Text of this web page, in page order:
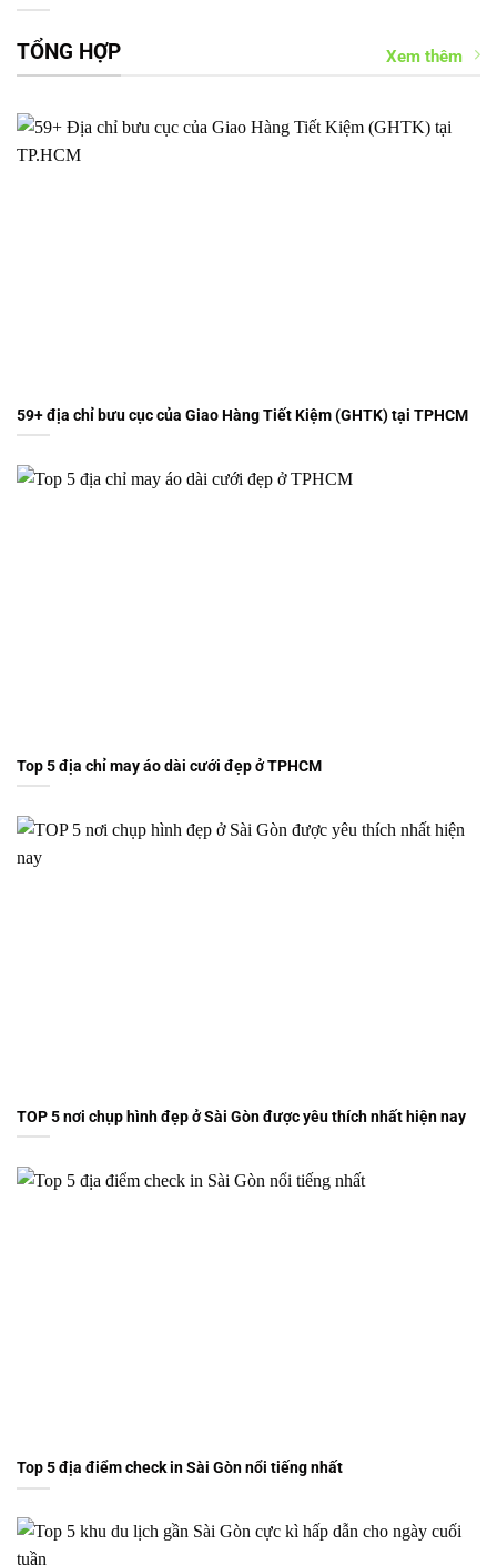
TỔNG HỢP Xem thêm
59+ địa chỉ bưu cục của Giao Hàng Tiết Kiệm (GHTK) tại TPHCM
Top 5 địa chỉ may áo dài cưới đẹp ở TPHCM
TOP 5 nơi chụp hình đẹp ở Sài Gòn được yêu thích nhất hiện nay
Top 5 địa điểm check in Sài Gòn nổi tiếng nhất